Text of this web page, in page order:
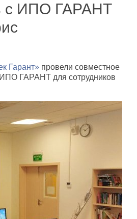
с ИПО ГАРАНТ
Гарант» провели совместное
ГАРАНТ для сотрудников